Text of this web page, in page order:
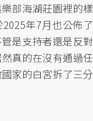
部海湖莊園裡的樣
年7月也公佈了
是支持者還是反對
真的在沒有通過任
家的白宮拆了三分